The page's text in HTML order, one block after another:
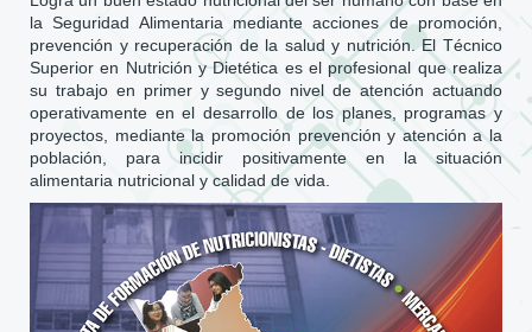
la Seguridad Alimentaria mediante acciones de promoción,
prevención y recuperación de la salud y nutrición. El Técnico
Superior en Nutrición y Dietética es el profesional que realiza
su trabajo en primer y segundo nivel de atención actuando
operativamente en el desarrollo de los planes, programas y
proyectos, mediante la promoción prevención y atención a la
población, para incidir positivamente en la situación
alimentaria nutricional y calidad de vida.